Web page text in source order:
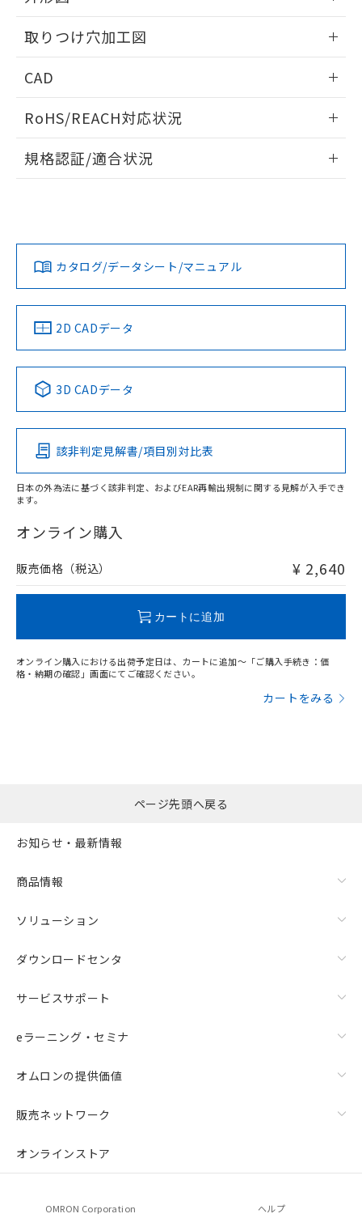
取りつけ穴加工図
CAD
ドすることができます。
ログイン/会員登録
ダウンロードデータをご利用いただく前に、以下を必ずお読
みください。
ソフトウェアの使用条件
RoHS/REACH対応状況
EU RoHS 注意事項・凡例
対応済み
中国 RoHS 注意事項・凡例
Pb Hg Cd Cr(VI)
O
在庫等で未対応品が混在する可能性があります。
問い合わせください。
規格認証/適合状況
カタログ/データシート/マニュアル
2D CADデータ
3D CADデータ
該非判定見解書/項目別対比表
日本の外為法に基づく該非判定、およびEAR再輸出規制に関する見解が入手でき
ます。
オンライン購入
販売価格（税込） ¥ 2,640
カートに追加
オンライン購入における出荷予定日は、カートに追加～「ご購入手続き：価
格・納期の確認」画面にてご確認ください。
カートをみる
※当社の共同利用者とは、
の共同利用に関して"
の「1.共同利
EU RoHS指令（10物質）の非含有証明書
ものではありません。
また、RoHS指令のフタル酸エステル類４
物質の対応では、対応完了までの期間は出
荷製品に未対応品が混在することから備考
欄に対応日を記載しておりました。
ページ先頭へ戻る
お知らせ・最新情報
商品情報
ソリューション
ダウンロードセンタ
サービスサポート
eラーニング・セミナ
オムロンの提供価値
販売ネットワーク
オンラインストア
OMRON Corporation ヘルプ